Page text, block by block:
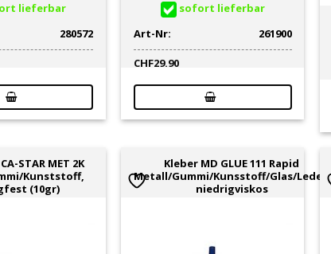
lieferbar
280572
sofort lieferbar
Art-Nr:
261900
CHF29.90
STAR MET 2K
Kunststoff,
(10gr)
Kleber MD GLUE 111 Rapid
Metall/Gummi/Kunsstoff/Glas/Leder,
niedrigviskos